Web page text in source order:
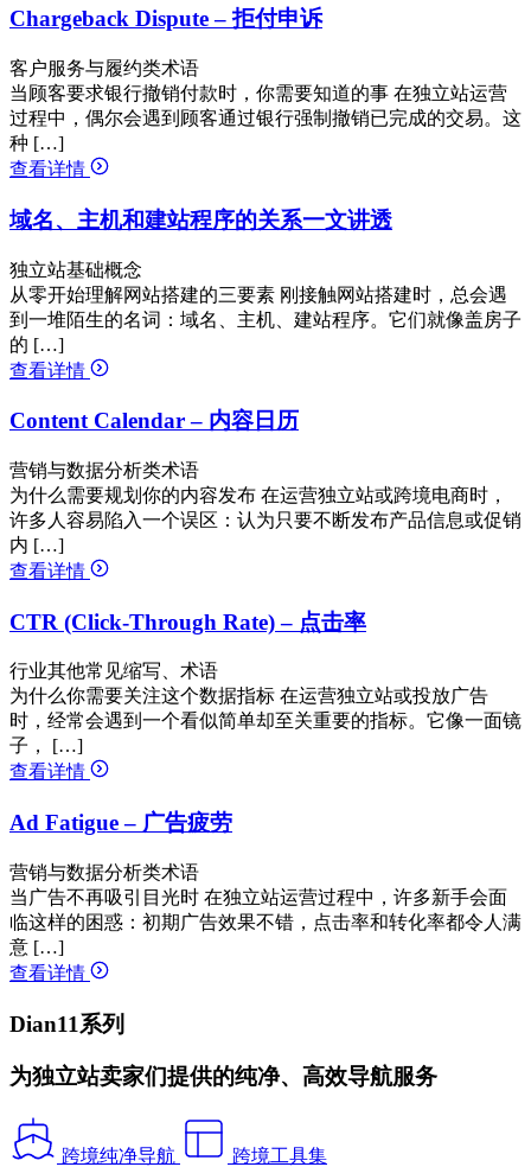
Chargeback Dispute – 拒付申诉
客户服务与履约类术语
当顾客要求银行撤销付款时，你需要知道的事 在独立站运营
过程中，偶尔会遇到顾客通过银行强制撤销已完成的交易。这
种 […]
查看详情
域名、主机和建站程序的关系一文讲透
独立站基础概念
从零开始理解网站搭建的三要素 刚接触网站搭建时，总会遇
到一堆陌生的名词：域名、主机、建站程序。它们就像盖房子
的 […]
查看详情
Content Calendar – 内容日历
营销与数据分析类术语
为什么需要规划你的内容发布 在运营独立站或跨境电商时，
许多人容易陷入一个误区：认为只要不断发布产品信息或促销
内 […]
查看详情
CTR (Click-Through Rate) – 点击率
行业其他常见缩写、术语
为什么你需要关注这个数据指标 在运营独立站或投放广告
时，经常会遇到一个看似简单却至关重要的指标。它像一面镜
子， […]
查看详情
Ad Fatigue – 广告疲劳
营销与数据分析类术语
当广告不再吸引目光时 在独立站运营过程中，许多新手会面
临这样的困惑：初期广告效果不错，点击率和转化率都令人满
意 […]
查看详情
Dian11系列
为独立站卖家们提供的纯净、高效导航服务
跨境纯净导航 跨境工具集